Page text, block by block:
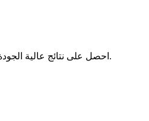
احصل على نتائج عالية الجودة مثل أدوات الفيديو الاحترافية.